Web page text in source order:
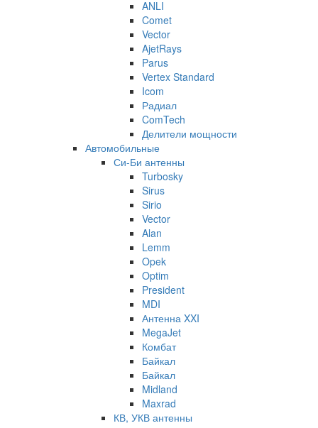
ANLI
Comet
Vector
AjetRays
Parus
Vertex Standard
Icom
Радиал
ComTech
Делители мощности
Автомобильные
Си-Би антенны
Turbosky
Sirus
Sirio
Vector
Alan
Lemm
Opek
Optim
President
MDI
Антенна XXI
MegaJet
Комбат
Байкал
Байкал
Midland
Maxrad
КВ, УКВ антенны